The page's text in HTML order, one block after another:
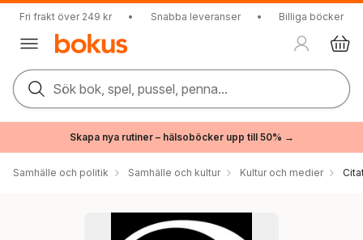
Fri frakt över 249 kr • Snabba leveranser • Billiga böcker
Sök bok, spel, pussel, penna...
Skapa nya rutiner – hälsoböcker upp till 50% →
Samhälle och politik Samhälle och kultur Kultur och medier